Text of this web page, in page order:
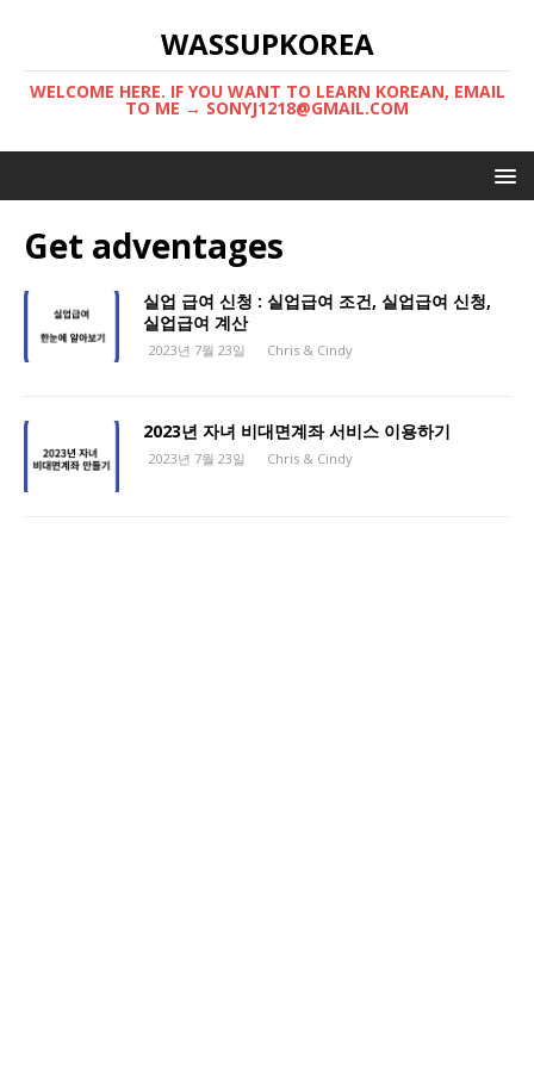
WASSUPKOREA
WELCOME HERE. IF YOU WANT TO LEARN KOREAN, EMAIL
TO ME → SONYJ1218@GMAIL.COM
Get adventages
실업 급여 신청 : 실업급여 조건, 실업급여 신청,
실업급여 계산
2023년 7월 23일 Chris & Cindy
2023년 자녀 비대면계좌 서비스 이용하기
2023년 7월 23일 Chris & Cindy